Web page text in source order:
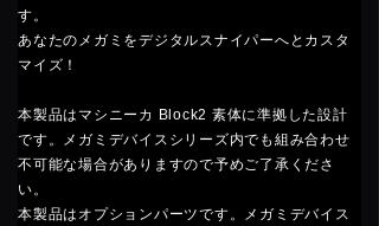
す。
あなたのメガミをデジタルスナイパーへとカスタ
マイズ！
本製品はマシニーカ Block2 素体に準拠した設計
です。メガミデバイスシリーズ内でも組み合わせ
不可能な場合がありますので予めご了承くださ
い。
本製品はオプションパーツです。メガミデバイス